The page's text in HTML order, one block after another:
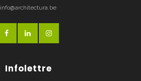
info@architectura.be
Infolettre